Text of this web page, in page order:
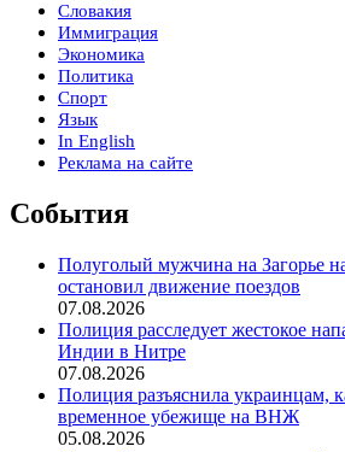
Словакия
Иммиграция
Экономика
Политика
Спорт
Язык
In English
Реклама на сайте
События
Полуголый мужчина на Загорье
остановил движение поездов
07.08.2026
Полиция расследует жестокое
Индии в Нитре
07.08.2026
Полиция разъяснила украинцам,
временное убежище на ВНЖ
05.08.2026